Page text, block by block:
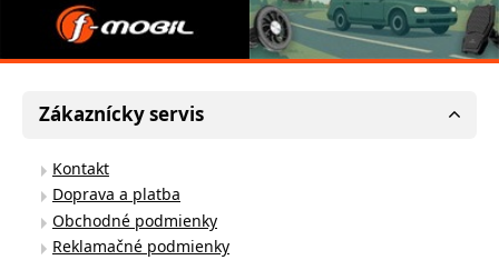
Zákaznícky servis
Kontakt
Doprava a platba
Obchodné podmienky
Reklamačné podmienky